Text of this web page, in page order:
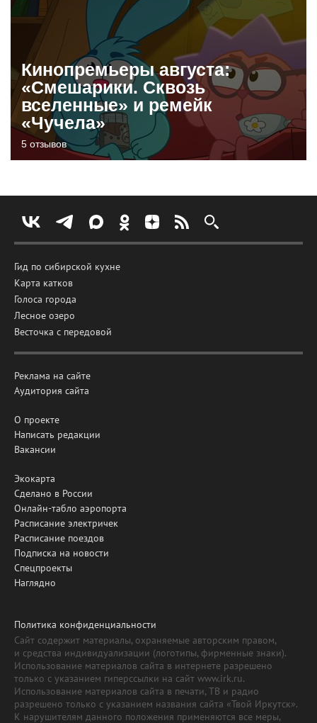
Кинопремьеры августа:
«Смешарики. Сквозь
вселенные» и ремейк
«Чучела»
5 отзывов
Гид по сибирской кухне
Карта катков
Голоса города
Лесное озеро
Весточка с передовой
Реклама на сайте
Аудитория сайта
О проекте
Написать редакции
Вакансии
Экокарта
Сделано в России
Онлайн-табло аэропорта
Расписание электричек
Расписание поездов
Подписка на новости
Спецпроекты
Наглядно
Политика конфиденциальности
Сайт содержит материалы, охраняемые авторским правом,
и средства индивидуализации (логотипы, фирменные знаки).
Использование материалов сайта в интернете разрешено
только с указанием гиперссылки на сайт www.irk.ru.
Использование материалов сайта в печати, ТВ и радио
разрешено только с указанием названия сайта «Твой Иркутск».
К нарушителям данного положения применяются все меры,